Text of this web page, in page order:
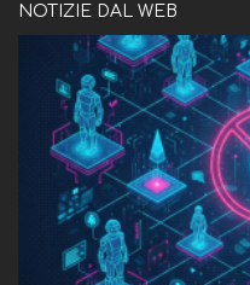
NOTIZIE DAL WEB